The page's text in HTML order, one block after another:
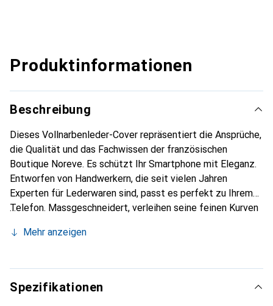
Produktinformationen
Beschreibung
Dieses Vollnarbenleder-Cover repräsentiert die Ansprüche,
die Qualität und das Fachwissen der französischen
Boutique Noreve. Es schützt Ihr Smartphone mit Eleganz.
Entworfen von Handwerkern, die seit vielen Jahren
Experten für Lederwaren sind, passt es perfekt zu Ihrem
Telefon. Massgeschneidert, verleihen seine feinen Kurven
unverzichtbaren Accessoire für Ihr Smartphone.
die Marke Noreve eine sichere Wahl für eine
anspruchsvolle Klientel.
Mehr anzeigen
Spezifikationen